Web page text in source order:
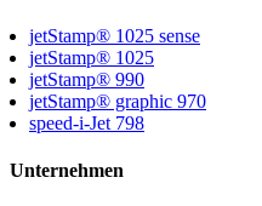
jetStamp® 1025 sense
jetStamp® 1025
jetStamp® 990
jetStamp® graphic 970
speed-i-Jet 798
Unternehmen